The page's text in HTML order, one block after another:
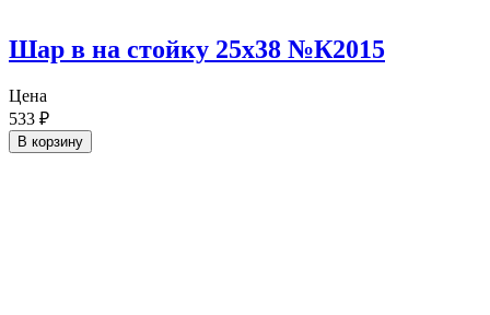
Шар в на стойку 25х38 №К2015
Цена
533 ₽
В корзину